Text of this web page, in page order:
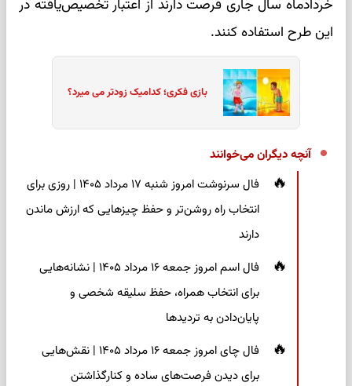
خردادماه سال جاری فرصت دارند از اعتبار تخصیص‌یافته در
این طرح استفاده کنند.
بازی فکری؛ کدامیک زودتر می میرد؟
آنچه دیگران می‌خوانند
فال سرنوشت امروز شنبه ۱۷ مرداد ۱۴۰۵ | روزی برای
انتخاب راه روشن‌تر و حفظ چیزهایی که ارزش ماندن
دارند
فال اسم امروز جمعه ۱۶ مرداد ۱۴۰۵ | نشانه‌هایی
برای انتخاب همراه، حفظ سلیقه شخصی و
پایان‌دادن به تردیدها
فال چای امروز جمعه ۱۶ مرداد ۱۴۰۵ | نقش‌هایی
برای دیدن فرصت‌های ساده و کنارگذاشتن